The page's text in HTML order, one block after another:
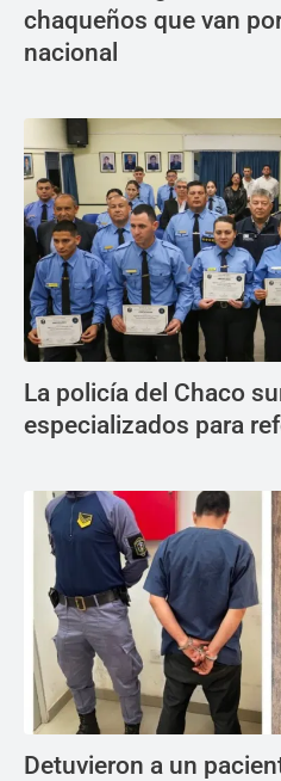
chaqueños que van
nacional
La policía del Chaco
especializados para
Detuvieron a un